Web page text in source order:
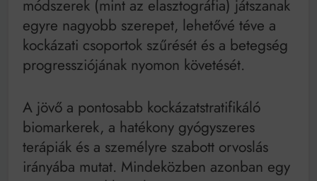
módszerek (mint az elasztográfia) játszanak
egyre nagyobb szerepet, lehetővé téve a
kockázati csoportok szűrését és a betegség
progressziójának nyomon követését.
A jövő a pontosabb kockázatstratifikáló
biomarkerek, a hatékony gyógyszeres
terápiák és a személyre szabott orvoslás
irányába mutat. Mindeközben azonban egy